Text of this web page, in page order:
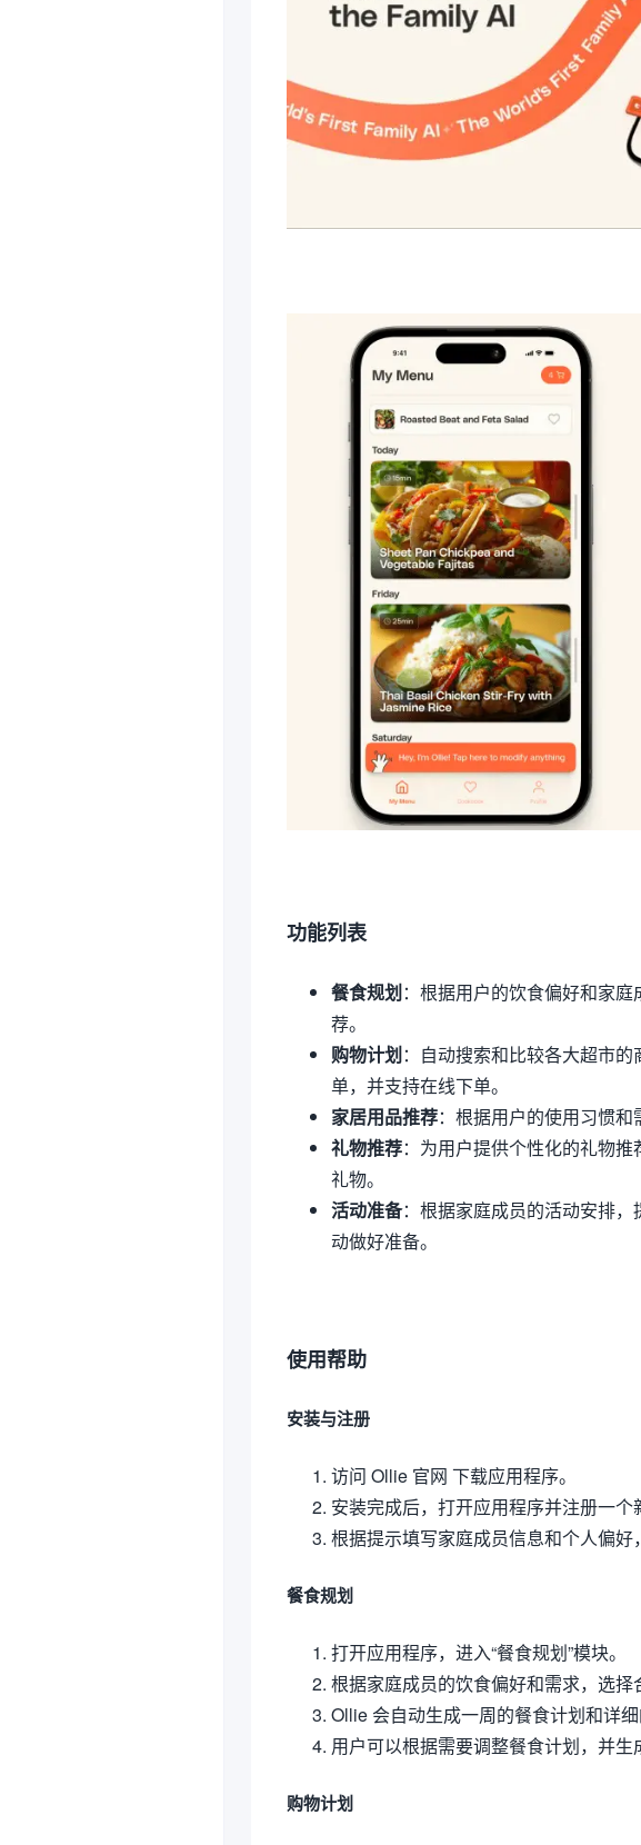
功能列表
餐食规划：根据用户的饮食偏好和家
荐。
购物计划：自动搜索和比较各大超市
单，并支持在线下单。
家居用品推荐：根据用户的使用习惯和
礼物推荐：为用户提供个性化的礼物
礼物。
活动准备：根据家庭成员的活动安排
动做好准备。
使用帮助
安装与注册
访问 Ollie 官网 下载应用程序。
安装完成后，打开应用程序并注册一个
根据提示填写家庭成员信息和个人偏好
餐食规划
打开应用程序，进入“餐食规划”模块。
根据家庭成员的饮食偏好和需求，选择
Ollie 会自动生成一周的餐食计划和详细
用户可以根据需要调整餐食计划，并生
购物计划